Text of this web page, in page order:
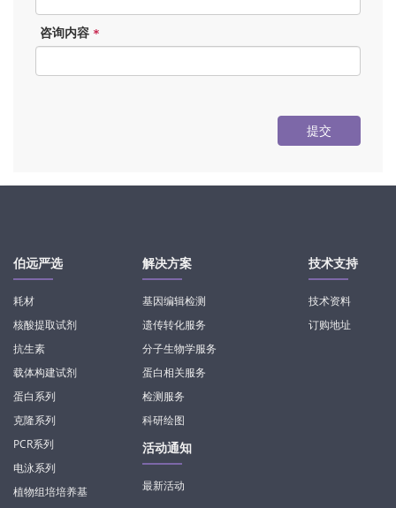
咨询内容 *
提交
伯远严选
耗材
核酸提取试剂
抗生素
载体构建试剂
蛋白系列
克隆系列
PCR系列
电泳系列
植物组培培养基
解决方案
基因编辑检测
遗传转化服务
分子生物学服务
蛋白相关服务
检测服务
科研绘图
技术支持
技术资料
订购地址
活动通知
最新活动